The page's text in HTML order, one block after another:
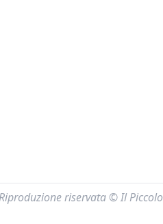
riservata © Il Piccolo